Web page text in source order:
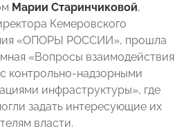
Марии Старинчиковой,
Кемеровского
«ОПОРЫ РОССИИ», прошла
«Вопросы взаимодействия
контрольно-надзорными
инфраструктуры», где
задать интересующие их
власти.